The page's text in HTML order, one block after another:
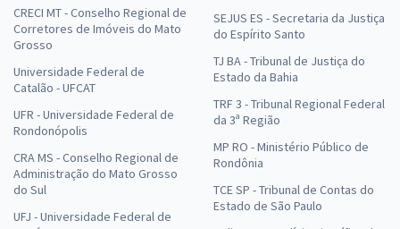
CRECI MT - Conselho Regional de
Corretores de Imóveis do Mato
Grosso
Universidade Federal de
Catalão - UFCAT
UFR - Universidade Federal de
Rondonópolis
CRA MS - Conselho Regional de
Administração do Mato Grosso
do Sul
UFJ - Universidade Federal de
SEJUS ES - Secretaria da Justiça
do Espírito Santo
TJ BA - Tribunal de Justiça do
Estado da Bahia
TRF 3 - Tribunal Regional Federal
da 3ª Região
MP RO - Ministério Público de
Rondônia
TCE SP - Tribunal de Contas do
Estado de São Paulo